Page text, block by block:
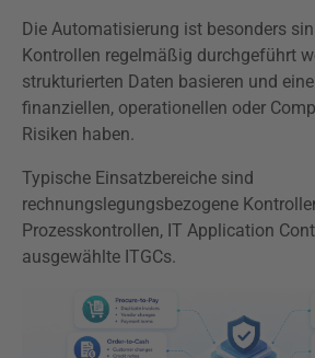
Die Automatisierung ist besonders
Kontrollen regelmäßig durchgeführt
strukturierten Daten basieren und
finanziellen, operationellen oder
Risiken haben.
Typische Einsatzbereiche sind
rechnungslegungsbezogene
Prozesskontrollen, IT Application
ausgewählte ITGCs.